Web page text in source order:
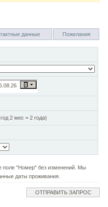
данные Пожелания
2 мес = 2 года)
поле "Номер" без изменений. Мы
даты проживания.